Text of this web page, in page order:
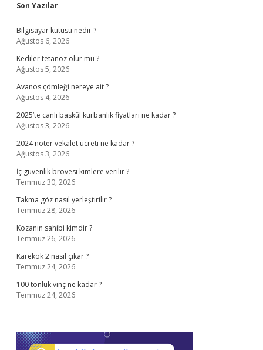
Sidebar
Son Yazılar
Bilgisayar kutusu nedir ?
Ağustos 6, 2026
Kediler tetanoz olur mu ?
Ağustos 5, 2026
Avanos çömleği nereye ait ?
Ağustos 4, 2026
2025’te canlı baskül kurbanlık fiyatları ne kadar ?
Ağustos 3, 2026
2024 noter vekalet ücreti ne kadar ?
Ağustos 3, 2026
İç güvenlik brovesi kimlere verilir ?
Temmuz 30, 2026
Takma göz nasıl yerleştirilir ?
Temmuz 28, 2026
Kozanın sahibi kimdir ?
Temmuz 26, 2026
Karekök 2 nasıl çıkar ?
Temmuz 24, 2026
100 tonluk vinç ne kadar ?
Temmuz 24, 2026